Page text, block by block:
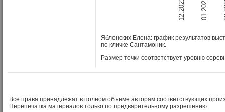
12.2021 01.2022
Яблонских Елена: график результатов
по кличке Сантамоник.
Размер точки соответствует уровню
Все права принадлежат в полном объеме авторам соответствующих
Перепечатка материалов только по предварительному разрешению.